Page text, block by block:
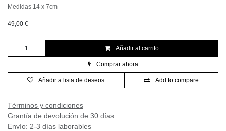
Medidas 14 x 7cm
49,00 €
Añadir al carrito
Comprar ahora
Add to compare
Añadir a lista de deseos
Términos y condiciones
Grantía de devolución de 30 días
Envío: 2-3 días laborables